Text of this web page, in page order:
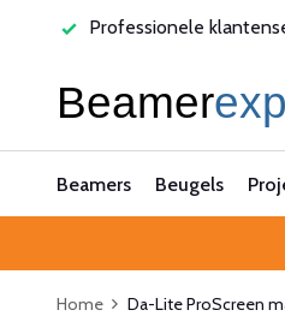
Professionele
Beamers Beugels
Home Da-Lite ProScreen